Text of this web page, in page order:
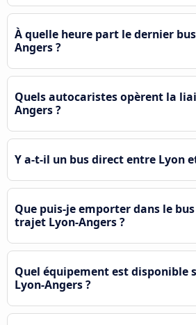
À quelle heure part le dernier
Angers ?
Quels autocaristes opèrent la
Angers ?
Y a-t-il un bus direct entre Lyon
Que puis-je emporter dans le
trajet Lyon-Angers ?
Quel équipement est disponible
Lyon-Angers ?